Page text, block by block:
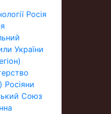
Росія
України
Росіяни
Союз